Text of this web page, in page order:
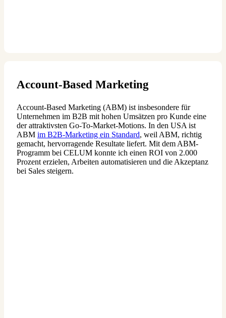
Account-Based Marketing
Account-Based Marketing (ABM) ist insbesondere für
Unternehmen im B2B mit hohen Umsätzen pro Kunde eine
der attraktivsten Go-To-Market-Motions. In den USA ist
ABM im B2B-Marketing ein Standard, weil ABM, richtig
gemacht, hervorragende Resultate liefert. Mit dem ABM-
Programm bei CELUM konnte ich einen ROI von 2.000
Prozent erzielen, Arbeiten automatisieren und die Akzeptanz
bei Sales steigern.